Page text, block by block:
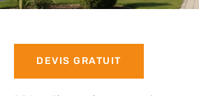
DEVIS GRATUIT